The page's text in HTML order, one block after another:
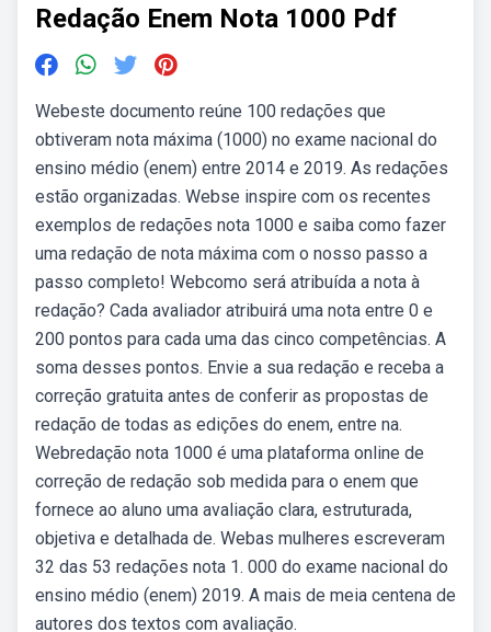
Redação Enem Nota 1000 Pdf
Webeste documento reúne 100 redações que
obtiveram nota máxima (1000) no exame nacional do
ensino médio (enem) entre 2014 e 2019. As redações
estão organizadas. Webse inspire com os recentes
exemplos de redações nota 1000 e saiba como fazer
uma redação de nota máxima com o nosso passo a
passo completo! Webcomo será atribuída a nota à
redação? Cada avaliador atribuirá uma nota entre 0 e
200 pontos para cada uma das cinco competências. A
soma desses pontos. Envie a sua redação e receba a
correção gratuita antes de conferir as propostas de
redação de todas as edições do enem, entre na.
Webredação nota 1000 é uma plataforma online de
correção de redação sob medida para o enem que
fornece ao aluno uma avaliação clara, estruturada,
objetiva e detalhada de. Webas mulheres escreveram
32 das 53 redações nota 1. 000 do exame nacional do
ensino médio (enem) 2019. A mais de meia centena de
autores dos textos com avaliação.